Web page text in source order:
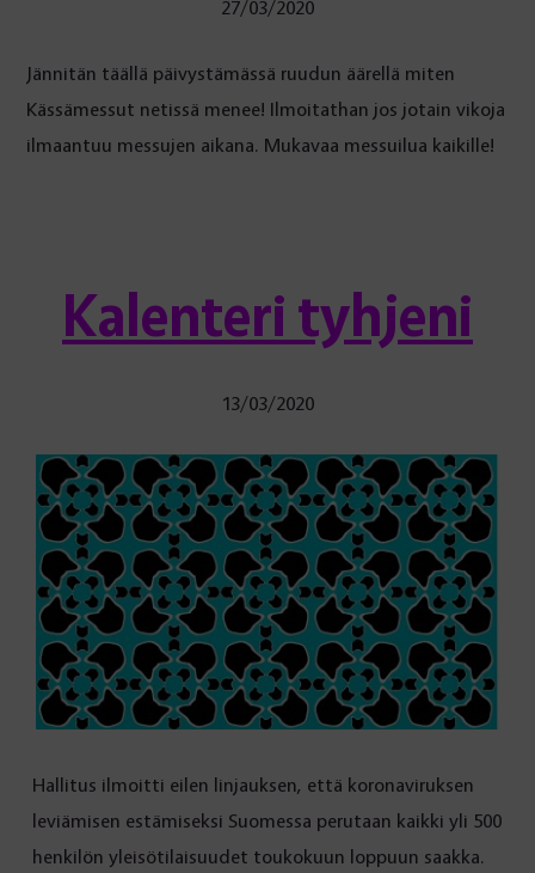
27/03/2020
Jännitän täällä päivystämässä ruudun äärellä miten
Kässämessut netissä menee! Ilmoitathan jos jotain vikoja
ilmaantuu messujen aikana. Mukavaa messuilua kaikille!
Kalenteri tyhjeni
13/03/2020
Hallitus ilmoitti eilen linjauksen, että koronaviruksen
leviämisen estämiseksi Suomessa perutaan kaikki yli 500
henkilön yleisötilaisuudet toukokuun loppuun saakka.